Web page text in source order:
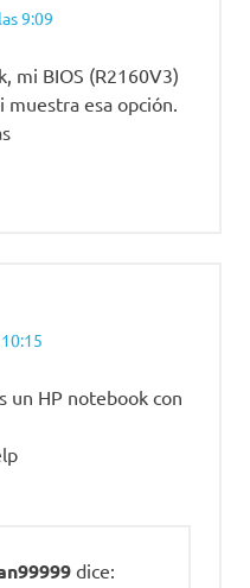
9:09
mi BIOS (R2160V3)
muestra esa opción.
un HP notebook con
dice: